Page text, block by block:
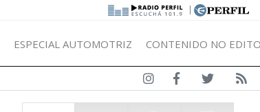
|
ESPECIAL AUTOMOTRIZ CONTENIDO NO